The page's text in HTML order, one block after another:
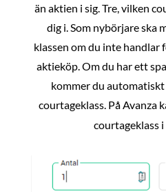
än aktien i sig. Tre, vilken
dig i. Som nybörjare ska
klassen om du inte handlar
aktieköp. Om du har ett
kommer du
courtageklass. På Avanza
courtageklass